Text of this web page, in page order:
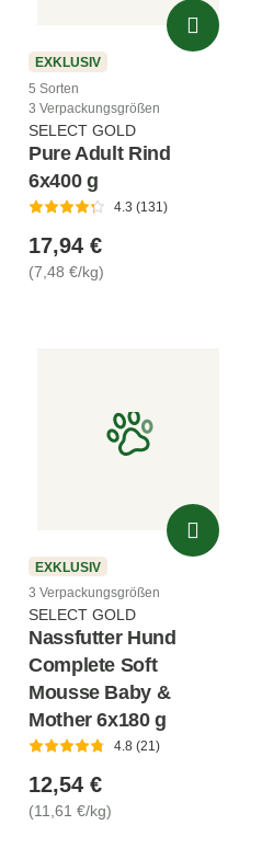
EXKLUSIV
5 Sorten
3 Verpackungsgrößen
SELECT GOLD
Pure Adult Rind
6x400 g
4.3 (131)
17,94 €
(7,48 €/kg)
EXKLUSIV
3 Verpackungsgrößen
SELECT GOLD
Nassfutter Hund
Complete Soft
Mousse Baby &
Mother 6x180 g
4.8 (21)
12,54 €
(11,61 €/kg)